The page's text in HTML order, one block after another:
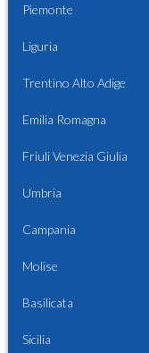
Piemonte
Liguria
Trentino Alto Adige
Emilia Romagna
Friuli Venezia Giulia
Umbria
Campania
Molise
Basilicata
Sicilia